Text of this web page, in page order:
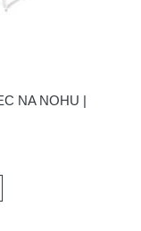
NA NOHU |